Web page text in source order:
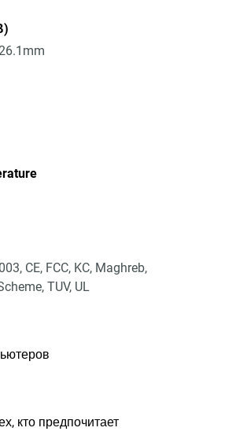
CE, FCC, KC, Maghreb,
TUV, UL
кто предпочитает